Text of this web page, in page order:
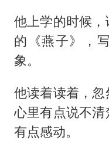
他上学的时候
的《燕子》，
象。
他读着读着，忽
心里有点说不
有点感动。